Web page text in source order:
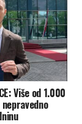
Više od 1.000